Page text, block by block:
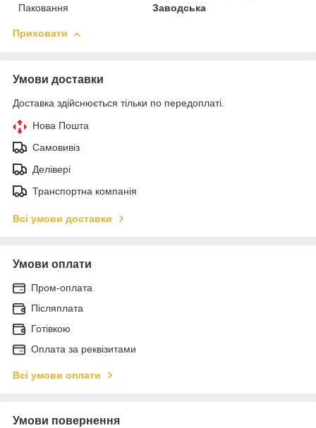
Паковання
Заводська
Приховати
Умови доставки
Доставка здійснюється тільки по передоплаті.
Нова Пошта
Самовивіз
Делівері
Транспортна компанія
Всі умови доставки
Умови оплати
Пром-оплата
Післяплата
Готівкою
Оплата за реквізитами
Всі умови оплати
Умови повернення